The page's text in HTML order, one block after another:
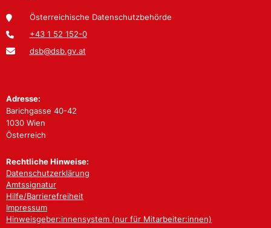
Österreichische Datenschutzbehörde
+43 1 52 152-0
dsb@dsb.gv.at
Adresse:
Barichgasse 40-42
1030 Wien
Österreich
Rechtliche Hinweise:
Datenschutzerklärung
Amtssignatur
Hilfe/Barrierefreiheit
Impressum
Hinweisgeber:innensystem (nur für Mitarbeiter:innen)